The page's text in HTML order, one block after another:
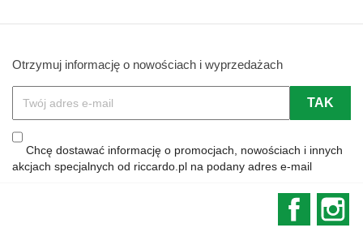
Otrzymuj informację o nowościach i wyprzedażach
Chcę dostawać informację o promocjach, nowościach i innych
akcjach specjalnych od riccardo.pl na podany adres e-mail